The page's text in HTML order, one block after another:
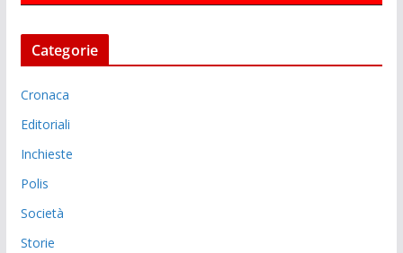
Categorie
Cronaca
Editoriali
Inchieste
Polis
Società
Storie